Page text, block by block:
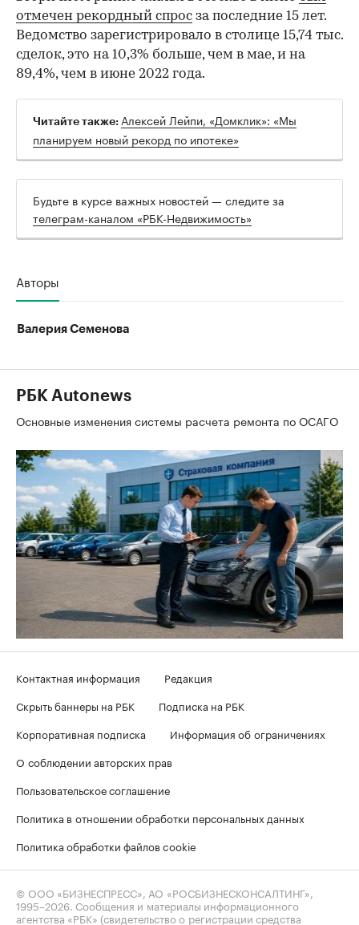
отмечен рекордный спрос за последние 15 лет.
Ведомство зарегистрировало в столице 15,74 тыс.
сделок, это на 10,3% больше, чем в мае, и на
89,4%, чем в июне 2022 года.
Читайте также: Алексей Лейпи, «Домклик»: «Мы
планируем новый рекорд по ипотеке»
Будьте в курсе важных новостей — следите за
телеграм-каналом «РБК-Недвижимость»
Авторы
Валерия Семенова
РБК Autonews
Основные изменения системы расчета ремонта по ОСАГО
Контактная информация
Редакция
Скрыть баннеры на РБК
Подписка на РБК
Корпоративная подписка
Информация об ограничениях
О соблюдении авторских прав
Пользовательское соглашение
Политика в отношении обработки персональных данных
Политика обработки файлов cookie
© ООО «БИЗНЕСПРЕСС», АО «РОСБИЗНЕСКОНСАЛТИНГ»,
1995–2026 . Сообщения и материалы информационного
агентства «РБК» (свидетельство о регистрации средства